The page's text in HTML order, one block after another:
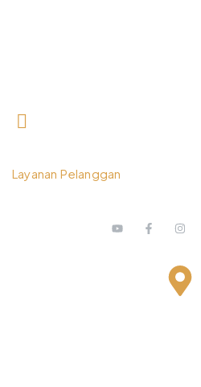
Layanan Pelanggan